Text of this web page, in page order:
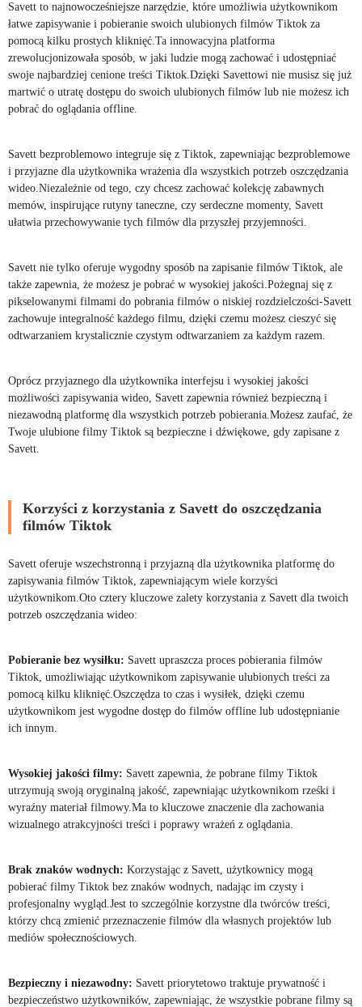
Savett to najnowocześniejsze narzędzie, które umożliwia użytkownikom
łatwe zapisywanie i pobieranie swoich ulubionych filmów Tiktok za
pomocą kilku prostych kliknięć.Ta innowacyjna platforma
zrewolucjonizowała sposób, w jaki ludzie mogą zachować i udostępniać
swoje najbardziej cenione treści Tiktok.Dzięki Savettowi nie musisz się już
martwić o utratę dostępu do swoich ulubionych filmów lub nie możesz ich
pobrać do oglądania offline.
Savett bezproblemowo integruje się z Tiktok, zapewniając bezproblemowe
i przyjazne dla użytkownika wrażenia dla wszystkich potrzeb oszczędzania
wideo.Niezależnie od tego, czy chcesz zachować kolekcję zabawnych
memów, inspirujące rutyny taneczne, czy serdeczne momenty, Savett
ułatwia przechowywanie tych filmów dla przyszłej przyjemności.
Savett nie tylko oferuje wygodny sposób na zapisanie filmów Tiktok, ale
także zapewnia, że ​​możesz je pobrać w wysokiej jakości.Pożegnaj się z
pikselowanymi filmami do pobrania filmów o niskiej rozdzielczości-Savett
zachowuje integralność każdego filmu, dzięki czemu możesz cieszyć się
odtwarzaniem krystalicznie czystym odtwarzaniem za każdym razem.
Oprócz przyjaznego dla użytkownika interfejsu i wysokiej jakości
możliwości zapisywania wideo, Savett zapewnia również bezpieczną i
niezawodną platformę dla wszystkich potrzeb pobierania.Możesz zaufać, że
Twoje ulubione filmy Tiktok są bezpieczne i dźwiękowe, gdy zapisane z
Savett.
Korzyści z korzystania z Savett do oszczędzania
filmów Tiktok
Savett oferuje wszechstronną i przyjazną dla użytkownika platformę do
zapisywania filmów Tiktok, zapewniającym wiele korzyści
użytkownikom.Oto cztery kluczowe zalety korzystania z Savett dla twoich
potrzeb oszczędzania wideo:
Pobieranie bez wysiłku: Savett upraszcza proces pobierania filmów
Tiktok, umożliwiając użytkownikom zapisywanie ulubionych treści za
pomocą kilku kliknięć.Oszczędza to czas i wysiłek, dzięki czemu
użytkownikom jest wygodne dostęp do filmów offline lub udostępnianie
ich innym.
Wysokiej jakości filmy: Savett zapewnia, że ​​pobrane filmy Tiktok
utrzymują swoją oryginalną jakość, zapewniając użytkownikom rześki i
wyraźny materiał filmowy.Ma to kluczowe znaczenie dla zachowania
wizualnego atrakcyjności treści i poprawy wrażeń z oglądania.
Brak znaków wodnych: Korzystając z Savett, użytkownicy mogą
pobierać filmy Tiktok bez znaków wodnych, nadając im czysty i
profesjonalny wygląd.Jest to szczególnie korzystne dla twórców treści,
którzy chcą zmienić przeznaczenie filmów dla własnych projektów lub
mediów społecznościowych.
Bezpieczny i niezawodny: Savett priorytetowo traktuje prywatność i
bezpieczeństwo użytkowników, zapewniając, że wszystkie pobrane filmy są